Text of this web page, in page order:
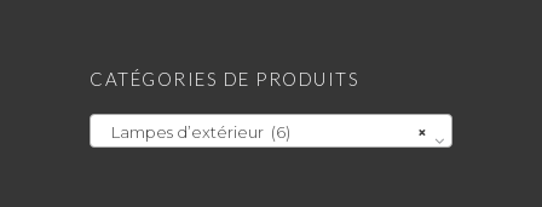
CATÉGORIES DE PRODUITS
×
Lampes d’extérieur (6)